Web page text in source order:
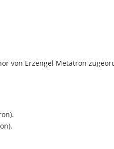
von Erzengel Metatron